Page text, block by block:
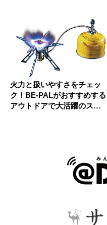
火力と扱いやすさをチェッ
ク！BE-PALがおすすめする
アウトドアで大活躍のスト